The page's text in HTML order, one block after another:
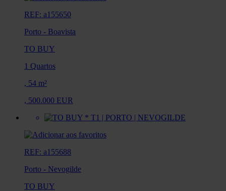
REF: a155650
Porto - Boavista
TO BUY
1 Quartos
, 54 m²
, 500.000 EUR
REF: a155688
Porto - Nevogilde
TO BUY